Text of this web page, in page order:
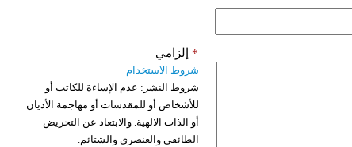
إلزامي *
شروط الاستخدام
شروط النشر: عدم الإساءة للكاتب أو
للأشخاص أو للمقدسات أو مهاجمة الأديان
أو الذات الالهية. والابتعاد عن التحريض
الطائفي والعنصري والشتائم.